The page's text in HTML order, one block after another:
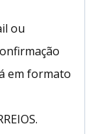
ou
em formato